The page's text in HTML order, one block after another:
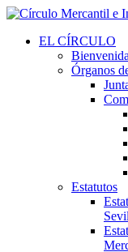
EL CÍRCULO
Órganos
Estatutos